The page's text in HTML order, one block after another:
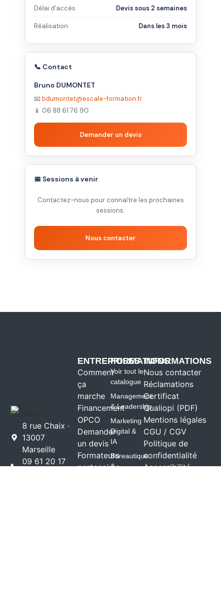
Délai d'accès Devis sous 2 semaines
Réalisation Dans les 3 mois
📞 Contact
Bruno DUMONTET
📧bdumontet@escale-formation.fr
📱 06 88 61 76 90
Demander un devis
📅 Sessions à venir
Contactez-nous pour connaître les prochaines
sessions.
Nous contacter
8 rue Chaix ·
13007
Marseille
09 61 20 17
FORMATIONS
Voir tout le
catalogue
Management
& Leadership
Marketing
Digital &
IA
Bureautique
&
ENTREPRISES
Comment
ça
marche
Financement
OPCO
Demander
un devis
Formateurs
partenaires
INFORMATIONS
Nous contacter
Réclamations
Certificat
Qualiopi (PDF)
Mentions légales
CGU / CGV
Politique de
confidentialité
Accessibilité